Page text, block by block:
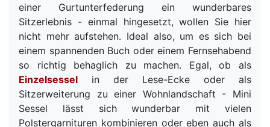
einer Gurtunterfederung ein wunderbares
Sitzerlebnis - einmal hingesetzt, wollen Sie hier
nicht mehr aufstehen. Ideal also, um es sich bei
einem spannenden Buch oder einem Fernsehabend
so richtig behaglich zu machen. Egal, ob als
Einzelsessel in der Lese-Ecke oder als
Sitzerweiterung zu einer Wohnlandschaft - Mini
Sessel lässt sich wunderbar mit vielen
Polstergarnituren kombinieren oder eben auch als